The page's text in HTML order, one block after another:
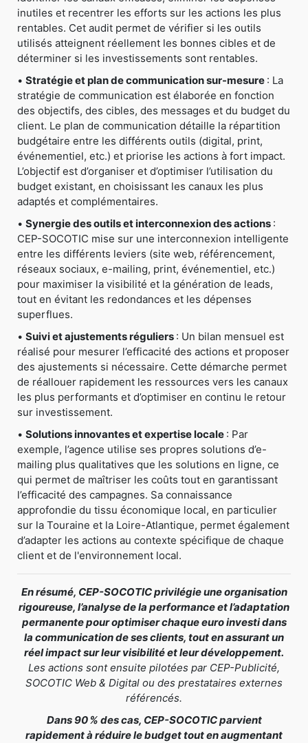
inutiles et recentrer les efforts sur les actions les plus
rentables. Cet audit permet de vérifier si les outils
utilisés atteignent réellement les bonnes cibles et de
déterminer si les investissements sont rentables.
• Stratégie et plan de communication sur-mesure : La
stratégie de communication est élaborée en fonction
des objectifs, des cibles, des messages et du budget du
client. Le plan de communication détaille la répartition
budgétaire entre les différents outils (digital, print,
événementiel, etc.) et priorise les actions à fort impact.
L’objectif est d’organiser et d’optimiser l’utilisation du
budget existant, en choisissant les canaux les plus
adaptés et complémentaires.
• Synergie des outils et interconnexion des actions :
CEP-SOCOTIC mise sur une interconnexion intelligente
entre les différents leviers (site web, référencement,
réseaux sociaux, e-mailing, print, événementiel, etc.)
pour maximiser la visibilité et la génération de leads,
tout en évitant les redondances et les dépenses
superflues.
• Suivi et ajustements réguliers : Un bilan mensuel est
réalisé pour mesurer l’efficacité des actions et proposer
des ajustements si nécessaire. Cette démarche permet
de réallouer rapidement les ressources vers les canaux
les plus performants et d’optimiser en continu le retour
sur investissement.
• Solutions innovantes et expertise locale : Par
exemple, l’agence utilise ses propres solutions d’e-
mailing plus qualitatives que les solutions en ligne, ce
qui permet de maîtriser les coûts tout en garantissant
l’efficacité des campagnes. Sa connaissance
approfondie du tissu économique local, en particulier
sur la Touraine et la Loire-Atlantique, permet également
d’adapter les actions au contexte spécifique de chaque
client et de l'environnement local.
En résumé, CEP-SOCOTIC privilégie une organisation
rigoureuse, l’analyse de la performance et l’adaptation
permanente pour optimiser chaque euro investi dans
la communication de ses clients, tout en assurant un
réel impact sur leur visibilité et leur développement.
Les actions sont ensuite pilotées par CEP-Publicité,
SOCOTIC Web & Digital ou des prestataires externes
référencés.
Dans 90 % des cas, CEP-SOCOTIC parvient
rapidement à réduire le budget tout en augmentant